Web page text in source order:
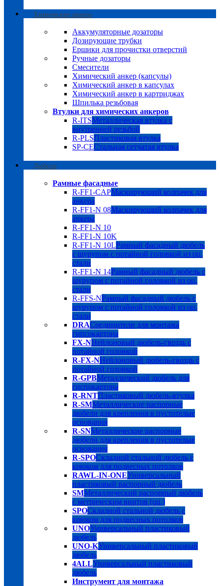
Химические анкера
Аккумуляторные дозаторы
Дозирующие трубки
Ершики для прочистки отверстий
Ручные дозаторы
Смесители
Химический анкер (капсулы)
Химический анкер в капсулах
Химический анкер в картриджах
Шпилька резьбовая
Втулки для химических анкеров
R-ITSМеталлическая втулка с
внутренней резьбой
R-PLSПластиковая втулка
SP-CEСтальная сетчатая втулка
Дюбели
Рамные фасадные
R-FF1-CAPМаскирующий колпачек для
анкера
R-FF1-N 08Маскирующий колпачек для
анкера
R-FF1-N 10
R-FF1-N 10K
R-FF1-N 10LРамный фасадный дюбель
с шурупом с потайной головкой из оц.
стали
R-FF1-N 14Рамный фасадный дюбель с
шурупом с потайной головкой из оц.
стали
R-FFS-NРамный фасадный дюбель с
шурупом с потайной головкой из оц.
стали
DRAСоединители для монтажа
гипсокартона
FX-NНейлоновый дюбель-гвоздь с
потайной головкой
R-FX-NНейлоновый дюбель-гвоздь с
потайной головкой
R-GPBМеталлический дюбель для
гиспокартона
R-RNTПластиковый дюбель-втулка
R-SMМеталлические распорные
дюбели для крепления в пустотелые
основания
R-SNМеталлические распорные
дюбели для крепления в пустотелые
основания
R-SPOСкладной стальной дюбель с
крюком для подвесных потолков
RAWL-IN-ONEУниверсальный
пластиковый распорный дюбель
SMМеталлический распорный дюбель
с метрическим винтов (оц.)
SPOСкладной стальной дюбель с
крюком для подвесных потолков
UNOУниверсальный пластиковый
дюбель
UNO-KУниверсальный пластиковый
дюбель
4ALLУниверсальный пластиковый
дюбель
Инструмент для монтажа